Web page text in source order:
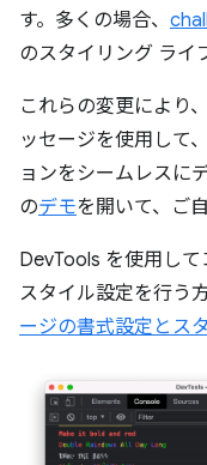
す。多くの場合、
のスタイリング ライ
これらの変更により
ッセージを使用して
ョンをシームレスに
のデモを開いて、ご
DevTools を使用し
スタイル設定を行う
ージの書式設定とス